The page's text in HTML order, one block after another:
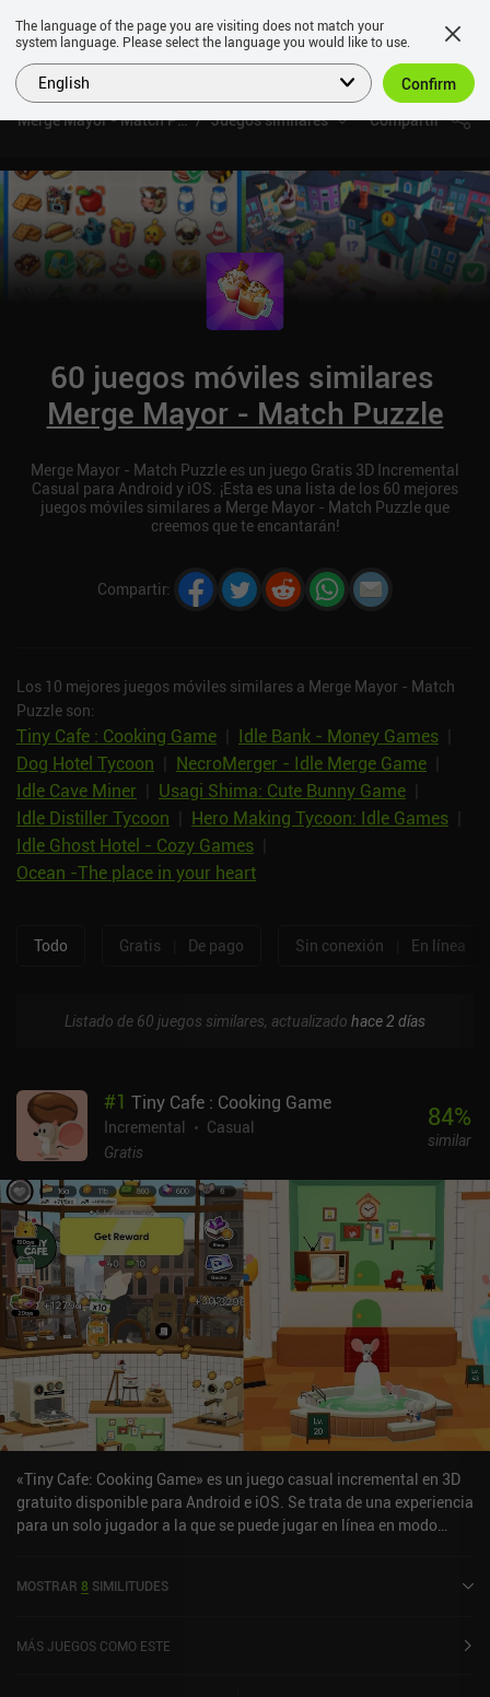
Merge Mayor - Match PuzzleJuegos similares Compartir
60 juegos móviles similares
Merge Mayor - Match Puzzle
Merge Mayor - Match Puzzle es un juego Gratis 3D Incremental
Casual para Android y iOS. ¡Esta es una lista de los 60 mejores
juegos móviles similares a Merge Mayor - Match Puzzle que
creemos que te encantarán!
Compartir:
Los 10 mejores juegos móviles similares a Merge Mayor - Match
Puzzle son:
Tiny Cafe : Cooking Game Idle Bank - Money Games
Dog Hotel Tycoon
NecroMerger - Idle Merge Game
Idle Cave Miner
Usagi Shima: Cute Bunny Game
Idle Distiller Tycoon
Hero Making Tycoon: Idle Games
Idle Ghost Hotel - Cozy Games
Ocean -The place in your heart
Todo Gratis De pago Sin conexión En línea
Listado de 60 juegos similares, actualizado hace 2 días
#1 Tiny Cafe : Cooking Game
Incremental
Casual
Gratis
84%
similar
«Tiny Cafe: Cooking Game» es un juego casual incremental en 3D
gratuito disponible para Android e iOS. Se trata de una experiencia
para un solo jugador a la que se puede jugar en línea en modo
Google Play y de 4,8 sobre 5,0 en la App Store de iOS.
MOSTRAR 8 SIMILITUDES
MÁS JUEGOS COMO ESTE
The language of the page you are visiting does not match your
system language. Please select the language you would like to use.
English Confirm